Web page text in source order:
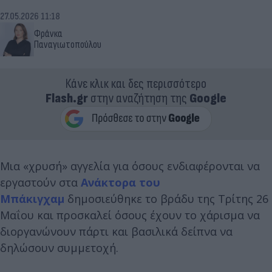
Φράνκα
Παναγιωτοπούλου
27.05.2026 11:18
Κάνε κλικ και δες περισσότερο
Flash.grστην αναζήτηση της Google
Μια «χρυσή» αγγελία για όσους ενδιαφέρονται να
εργαστούν στα Ανάκτορα του
Μπάκιγχαμ δημοσιεύθηκε το βράδυ της Τρίτης 26
Μαΐου και προσκαλεί όσους έχουν το χάρισμα να
διοργανώνουν πάρτι και βασιλικά δείπνα να
δηλώσουν συμμετοχή.